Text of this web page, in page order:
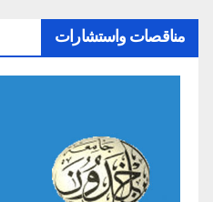
مناقصات واستشارات